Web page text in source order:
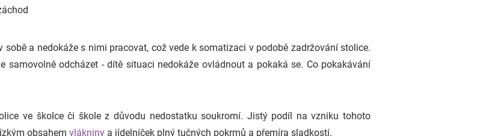
a nedokáže s nimi pracovat, což vede k somatizaci v podobě zadržování stolice.
samovolně odcházet - dítě situaci nedokáže ovládnout a pokaká se. Co pokakávání
ve školce či škole z důvodu nedostatku soukromí. Jistý podíl na vzniku tohoto
obsahem vlákniny a jídelníček plný tučných pokrmů a přemíra sladkostí.